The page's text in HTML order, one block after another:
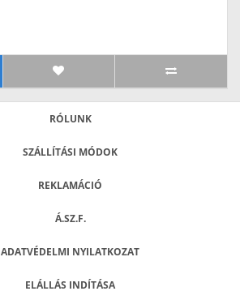
RÓLUNK
SZÁLLÍTÁSI MÓDOK
REKLAMÁCIÓ
Á.SZ.F.
ADATVÉDELMI NYILATKOZAT
ELÁLLÁS INDÍTÁSA